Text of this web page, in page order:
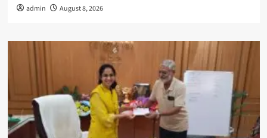
admin August 8, 2026